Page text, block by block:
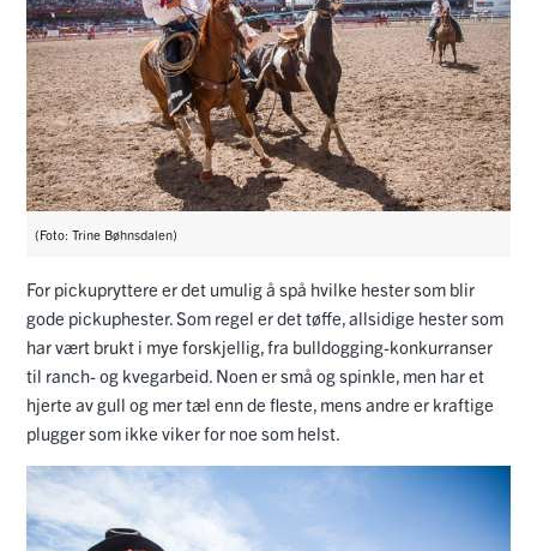
(Foto: Trine Bøhnsdalen)
For pickupryttere er det umulig å spå hvilke hester som blir
gode pickuphester. Som regel er det tøffe, allsidige hester som
har vært brukt i mye forskjellig, fra bulldogging-konkurranser
til ranch- og kvegarbeid. Noen er små og spinkle, men har et
hjerte av gull og mer tæl enn de fleste, mens andre er kraftige
plugger som ikke viker for noe som helst.